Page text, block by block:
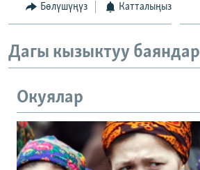
Бөлүшүңүз Катталыңыз
Дагы кызыктуу баяндар
Окуялар